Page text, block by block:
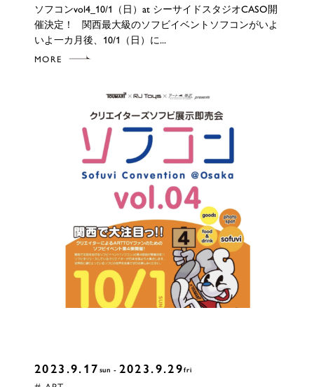
ソフコンvol4_10/1（日）at シーサイドスタジオCASO開
催決定！ 関西最大級のソフビイベントソフコンがいよ
いよ一カ月後、10/1（日）に...
MORE
2023.9.17 sun 2023.9.29fri